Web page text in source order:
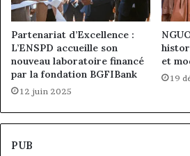
Partenariat d’Excellence :
L’ENSPD accueille son
nouveau laboratoire financé
par la fondation BGFIBank
12 juin 2025
et
19
PUB